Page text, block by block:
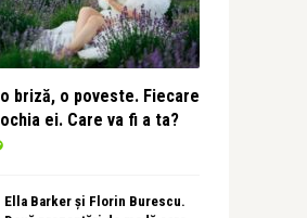
briză, o poveste. Fiecare
ei. Care va fi a ta?
Ella Barker și Florin Burescu.